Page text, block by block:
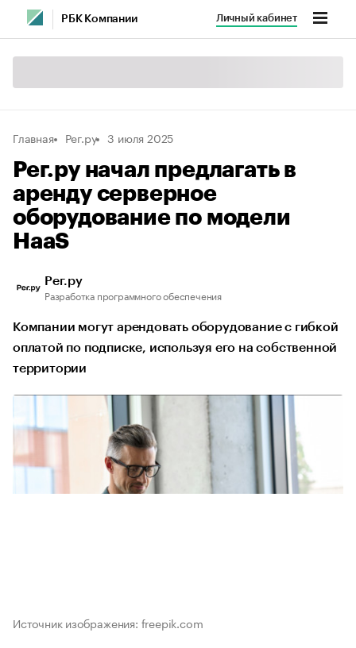
РБК Компании Личный кабинет
Главная Рег.ру 3 июля 2025
Рег.ру начал предлагать в
аренду серверное
оборудование по модели
HaaS
Рег.ру
Разработка программного обеспечения
Компании могут арендовать оборудование с гибкой
оплатой по подписке, используя его на собственной
территории
Источник изображения: freepik.com